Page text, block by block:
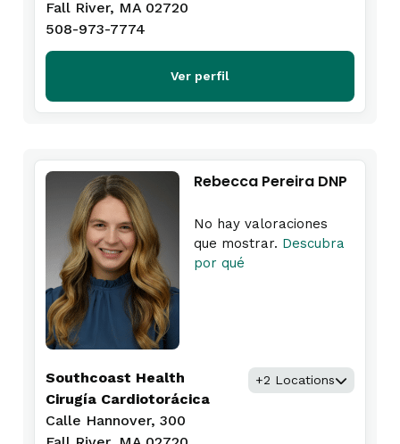
Fall River, MA 02720
508-973-7774
Ver perfil
Rebecca Pereira DNP
No hay valoraciones
que mostrar. Descubra
por qué
Southcoast Health
Cirugía Cardiotorácica
Calle Hannover, 300
+2 Locations